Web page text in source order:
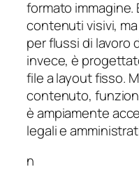
formato
contenuti visivi,
per flussi di lavoro
invece, è
file a layout fisso.
contenuto,
è ampiamente
legali e
n